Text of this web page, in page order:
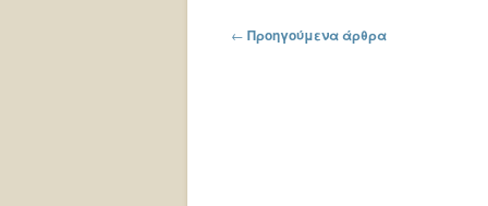
Πλοήγηση στα άρθρα
← Προηγούμενα άρθρα